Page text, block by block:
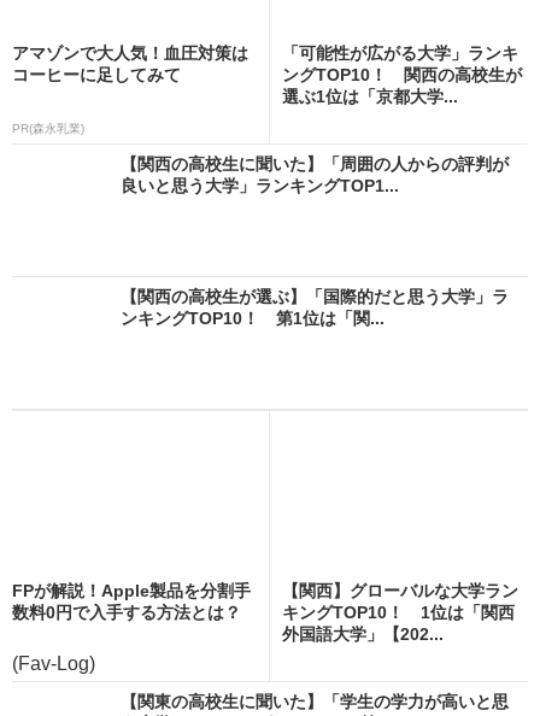
アマゾンで大人気！血圧対策は
コーヒーに足してみて
PR(森永乳業)
「可能性が広がる大学」ランキ
ングTOP10！ 関西の高校生が
選ぶ1位は「京都大学...
【関西の高校生に聞いた】「周囲の人からの評判が
良いと思う大学」ランキングTOP1...
【関西の高校生が選ぶ】「国際的だと思う大学」ラ
ンキングTOP10！ 第1位は「関...
FPが解説！Apple製品を分割手
数料0円で入手する方法とは？
(Fav-Log)
【関西】グローバルな大学ラン
キングTOP10！ 1位は「関西
外国語大学」【202...
【関東の高校生に聞いた】「学生の学力が高いと思